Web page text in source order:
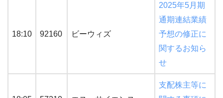
18:10 92160 ビーウィズ
2025年5月期
通期連結業績
予想の修正に
関するお知ら
せ
支配株主等に